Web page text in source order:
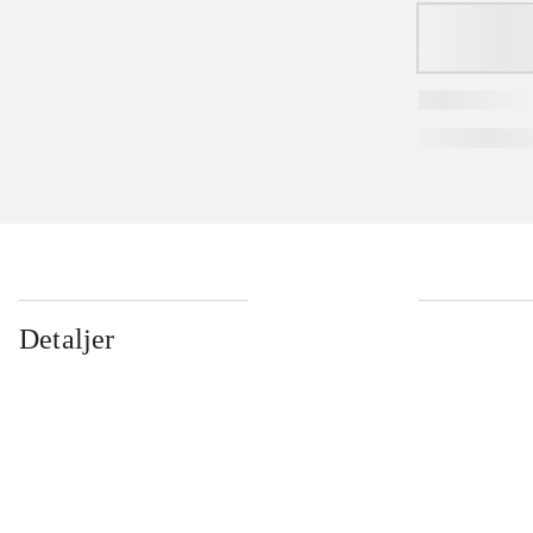
Detaljer